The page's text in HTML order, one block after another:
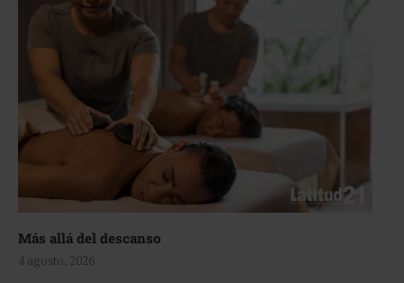
Más allá del descanso
4 agosto, 2026